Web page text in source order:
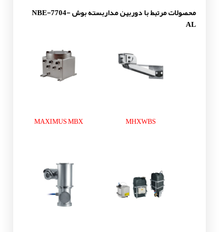
محصولات مرتبط با دوربین مداربسته بوش NBE-7704-
AL
MHXWBS
MAXIMUS MBX